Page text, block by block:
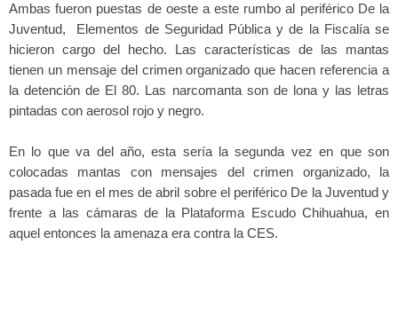
Ambas fueron puestas de oeste a este rumbo al periférico De la
Juventud, Elementos de Seguridad Pública y de la Fiscalía se
hicieron cargo del hecho. Las características de las mantas
tienen un mensaje del crimen organizado que hacen referencia a
la detención de El 80. Las narcomanta son de lona y las letras
pintadas con aerosol rojo y negro.
En lo que va del año, esta sería la segunda vez en que son
colocadas mantas con mensajes del crimen organizado, la
pasada fue en el mes de abril sobre el periférico De la Juventud y
frente a las cámaras de la Plataforma Escudo Chihuahua, en
aquel entonces la amenaza era contra la CES.